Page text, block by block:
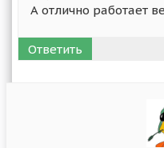
А отлично работает
Ответить